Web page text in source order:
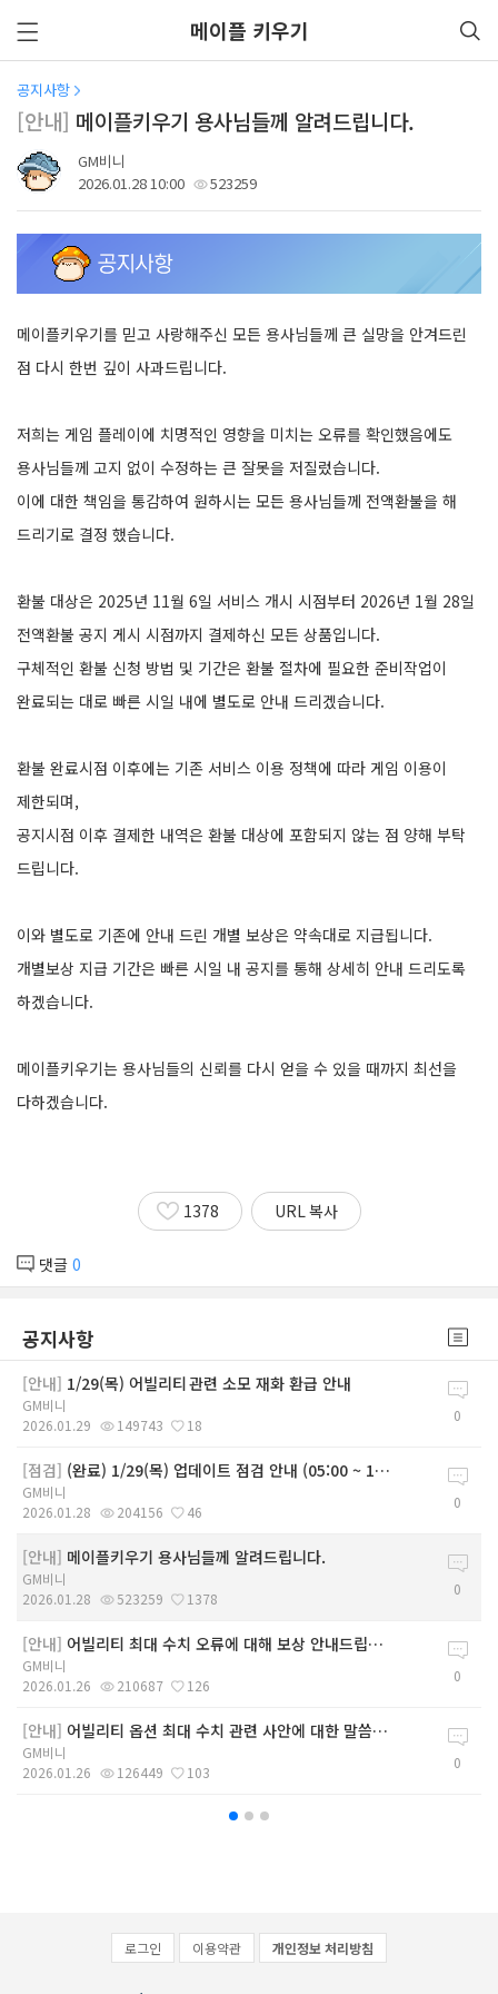
메이플 키우기
공지사항
[안내] 메이플키우기 용사님들께 알려드립니다.
GM비니
2026.01.28 10:00
523259
메이플키우기를 믿고 사랑해주신 모든 용사님들께 큰 실망을 안겨드린
점 다시 한번 깊이 사과드립니다.
저희는 게임 플레이에 치명적인 영향을 미치는 오류를 확인했음에도
용사님들께 고지 없이 수정하는 큰 잘못을 저질렀습니다.
이에 대한 책임을 통감하여 원하시는 모든 용사님들께 전액환불을 해
드리기로 결정 했습니다.
환불 대상은 2025년 11월 6일 서비스 개시 시점부터 2026년 1월 28일
전액환불 공지 게시 시점까지 결제하신 모든 상품입니다.
구체적인 환불 신청 방법 및 기간은 환불 절차에 필요한 준비작업이
완료되는 대로 빠른 시일 내에 별도로 안내 드리겠습니다.
환불 완료시점 이후에는 기존 서비스 이용 정책에 따라 게임 이용이
제한되며,
공지시점 이후 결제한 내역은 환불 대상에 포함되지 않는 점 양해 부탁
드립니다.
이와 별도로 기존에 안내 드린 개별 보상은 약속대로 지급됩니다.
개별보상 지급 기간은 빠른 시일 내 공지를 통해 상세히 안내 드리도록
하겠습니다.
메이플키우기는 용사님들의 신뢰를 다시 얻을 수 있을 때까지 최선을
다하겠습니다.
1378 URL 복사
댓글 0
공지사항
[안내] 1/29(목) 어빌리티 관련 소모 재화 환급 안내
GM비니
2026.01.29
0
149743 18
[점검] (완료) 1/29(목) 업데이트 점검 안내 (05:00 ~ 10:00)
GM비니
2026.01.28
0
204156 46
[안내] 메이플키우기 용사님들께 알려드립니다.
GM비니
2026.01.28
0
523259 1378
[안내] 어빌리티 최대 수치 오류에 대해 보상 안내드립니다.
GM비니
2026.01.26
0
210687 126
[안내] 어빌리티 옵션 최대 수치 관련 사안에 대한 말씀드립니다.
GM비니
2026.01.26
0
126449 103
로그인 이용약관 개인정보 처리방침